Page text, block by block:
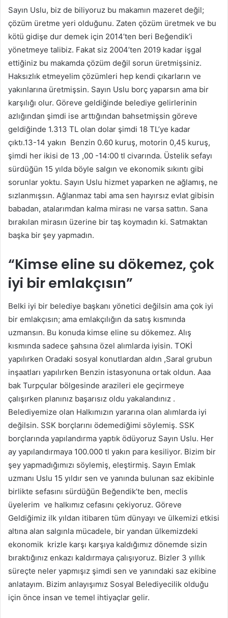
Sayın Uslu, biz de biliyoruz bu makamın mazeret değil;
çözüm üretme yeri olduğunu. Zaten çözüm üretmek ve bu
kötü gidişe dur demek için 2014’ten beri Beğendik’i
yönetmeye talibiz. Fakat siz 2004’ten 2019 kadar işgal
ettiğiniz bu makamda çözüm değil sorun üretmişsiniz.
Haksızlık etmeyelim çözümleri hep kendi çıkarların ve
yakınlarına üretmişsin. Sayın Uslu borç yaparsın ama bir
karşılığı olur. Göreve geldiğinde belediye gelirlerinin
azlığından şimdi ise arttığından bahsetmişsin göreve
geldiğinde 1.313 TL olan dolar şimdi 18 TL’ye kadar
çıktı.13-14 yakın Benzin 0.60 kuruş, motorin 0,45 kuruş,
şimdi her ikisi de 13 ,00 -14:00 tl civarında. Üstelik sefayı
sürdüğün 15 yılda böyle salgın ve ekonomik sıkıntı gibi
sorunlar yoktu. Sayın Uslu hizmet yaparken ne ağlamış, ne
sızlanmışsın. Ağlanmaz tabi ama sen hayırsız evlat gibisin
babadan, atalarımdan kalma mirası ne varsa sattın. Sana
bırakılan mirasın üzerine bir taş koymadın ki. Satmaktan
başka bir şey yapmadın.
“Kimse eline su dökemez, çok
iyi bir emlakçısın”
Belki iyi bir belediye başkanı yönetici değilsin ama çok iyi
bir emlakçısın; ama emlakçılığın da satış kısmında
uzmansın. Bu konuda kimse eline su dökemez. Alış
kısmında sadece şahsına özel alımlarda iyisin. TOKİ
yapılırken Oradaki sosyal konutlardan aldın ,Saral grubun
inşaatları yapılırken Benzin istasyonuna ortak oldun. Aaa
bak Turpçular bölgesinde arazileri ele geçirmeye
çalışırken planınız başarısız oldu yakalandınız .
Belediyemize olan Halkımızın yararına olan alımlarda iyi
değilsin. SSK borçlarını ödemediğimi söylemiş. SSK
borçlarında yapılandırma yaptık ödüyoruz Sayın Uslu. Her
ay yapılandırmaya 100.000 tl yakın para kesiliyor. Bizim bir
şey yapmadığımızı söylemiş, eleştirmiş. Sayın Emlak
uzmanı Uslu 15 yıldır sen ve yanında bulunan saz ekibinle
birlikte sefasını sürdüğün Beğendik’te ben, meclis
üyelerim ve halkımız cefasını çekiyoruz. Göreve
Geldiğimiz ilk yıldan itibaren tüm dünyayı ve ülkemizi etkisi
altına alan salgınla mücadele, bir yandan ülkemizdeki
ekonomik krizle karşı karşıya kaldığımız dönemde sizin
bıraktığınız enkazı kaldırmaya çalışıyoruz. Bizler 3 yıllık
süreçte neler yapmışız şimdi sen ve yanındaki saz ekibine
anlatayım. Bizim anlayışımız Sosyal Belediyecilik olduğu
için önce insan ve temel ihtiyaçlar gelir.